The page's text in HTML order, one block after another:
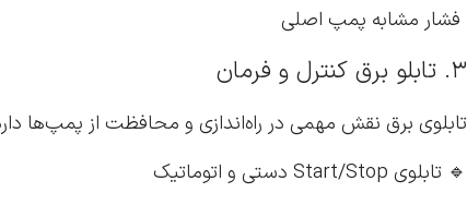
فشار مشابه پمپ اصلی
۳. تابلو برق کنترل و فرمان
تابلوی برق نقش مهمی در راه‌اندازی و محافظت از پمپ‌ها
🔹 تابلوی Start/Stop دستی و اتوماتیک